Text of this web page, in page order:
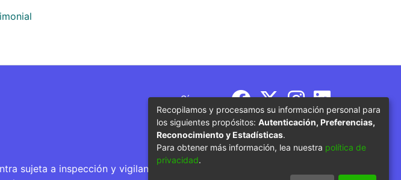
Síguenos
sujeta a inspección y vigilancia por parte del Ministerio de Educación
Recopilamos y procesamos su información personal para
los siguientes propósitos: Autenticación, Preferencias,
Reconocimiento y Estadísticas.
Para obtener más información, lea nuestra política de
privacidad.